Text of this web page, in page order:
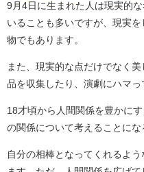
9月4日に生まれた人は現実的
いることも多いですが、現実
物でもあります。
また、現実的な点だけでなく
品を収集したり、演劇にハマっ
18才頃から人間関係を豊かに
の関係について考えることにな
自分の相棒となってくれるよ